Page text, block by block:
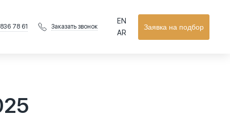
78 61 Заказать звонок Заявка на подбор
EN
AR